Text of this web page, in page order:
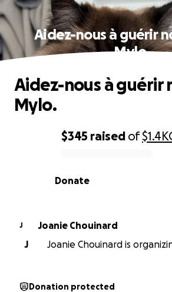
Aidez-nous à guérir
Mylo.
0% complete
$345 raised of$1.4K
Donate
Aidez-nous à
Mylo.
J
Joanie Chouinard
J
Joanie Chouinard is
Donation protected